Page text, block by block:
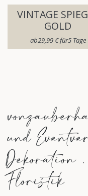
VINTAGE
GOLD
ab​29,99€für​5 Tage
und
Floristik